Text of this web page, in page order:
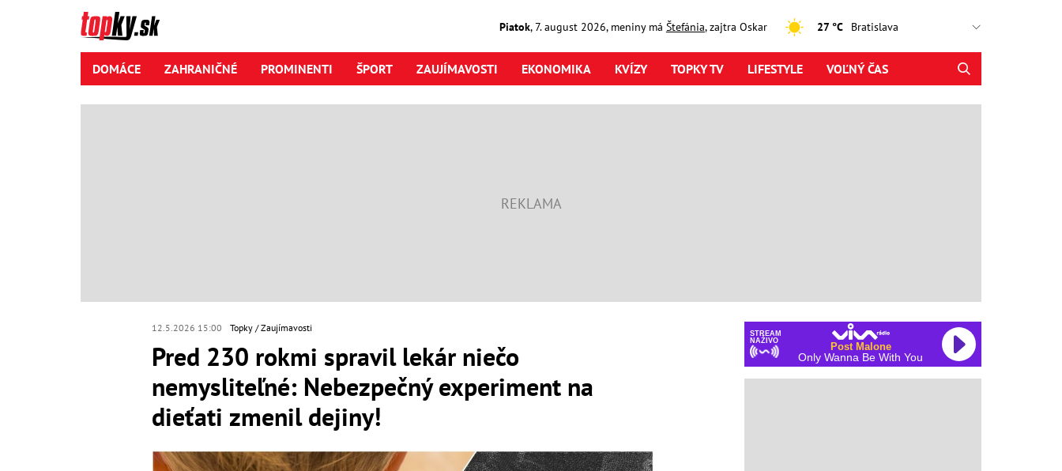
Piatok,7. august2026, meniny má Štefánia, zajtra Oskar 27 °C
DOMÁCE ZAHRANIČNÉ PROMINENTI ŠPORT ZAUJÍMAVOSTI EKONOMIKA KVÍZY TOPKY TV LIFESTYLE VOĽNÝ ČAS
12.5.2026 15:00 Topky Zaujímavosti
Pred 230 rokmi spravil lekár niečo
nemysliteľné: Nebezpečný experiment na
dieťati zmenil dejiny!
STREAM
NAŽIVO
Post Malone
Only Wanna Be With You